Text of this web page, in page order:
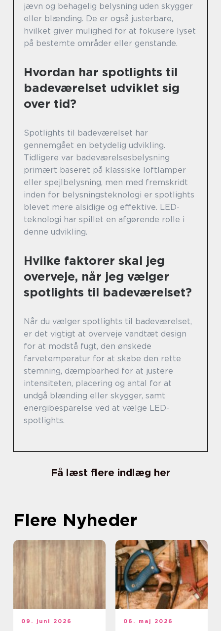
jævn og behagelig belysning uden skygger
eller blænding. De er også justerbare,
hvilket giver mulighed for at fokusere lyset
på bestemte områder eller genstande.
Hvordan har spotlights til
badeværelset udviklet sig
over tid?
Spotlights til badeværelset har
gennemgået en betydelig udvikling.
Tidligere var badeværelsesbelysning
primært baseret på klassiske loftlamper
eller spejlbelysning, men med fremskridt
inden for belysningsteknologi er spotlights
blevet mere alsidige og effektive. LED-
teknologi har spillet en afgørende rolle i
denne udvikling.
Hvilke faktorer skal jeg
overveje, når jeg vælger
spotlights til badeværelset?
Når du vælger spotlights til badeværelset,
er det vigtigt at overveje vandtæt design
for at modstå fugt, den ønskede
farvetemperatur for at skabe den rette
stemning, dæmpbarhed for at justere
intensiteten, placering og antal for at
undgå blænding eller skygger, samt
energibesparelse ved at vælge LED-
spotlights.
Få læst flere indlæg her
Flere Nyheder
09. juni 2026 06. maj 2026